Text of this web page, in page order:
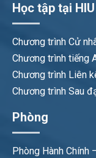
Học tập tại HIU
Chương trình Cử
Chương trình tiếng
Chương trình Liên
Chương trình Sau
Phòng
Phòng Hành Chính